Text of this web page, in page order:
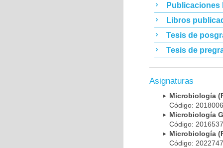
Publicaciones
Libros
Tesis de
Tesis de
Asignaturas
Microbiología
Código:
Microbiología
Código:
Microbiología
Código: